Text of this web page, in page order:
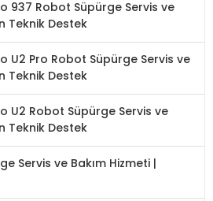
937 Robot Süpürge Servis ve
Teknik Destek
U2 Pro Robot Süpürge Servis ve
Teknik Destek
U2 Robot Süpürge Servis ve
Teknik Destek
Servis ve Bakım Hizmeti |